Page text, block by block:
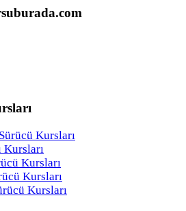
Kursları
Kursları
Kursları
Kursları
Kursları